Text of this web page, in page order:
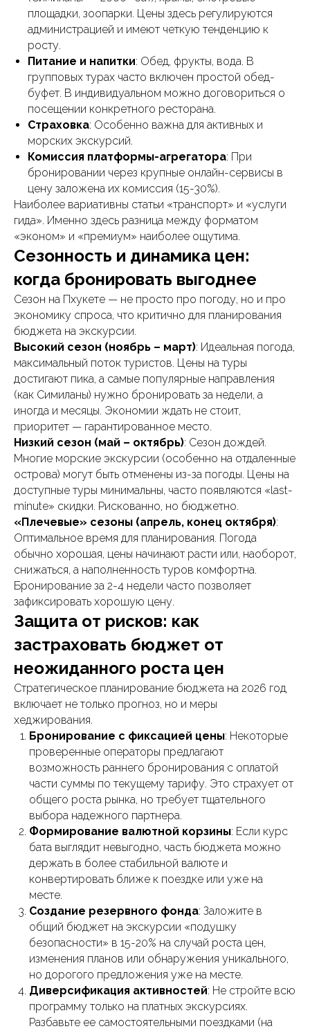
площадки, зоопарки. Цены здесь регулируются
администрацией и имеют четкую тенденцию к
росту.
Питание и напитки: Обед, фрукты, вода. В
групповых турах часто включен простой обед-
буфет. В индивидуальном можно договориться о
посещении конкретного ресторана.
Страховка: Особенно важна для активных и
морских экскурсий.
Комиссия платформы-агрегатора: При
бронировании через крупные онлайн-сервисы в
цену заложена их комиссия (15-30%).
Наиболее вариативны статьи «транспорт» и «услуги
гида». Именно здесь разница между форматом
«эконом» и «премиум» наиболее ощутима.
Сезонность и динамика цен:
когда бронировать выгоднее
Сезон на Пхукете — не просто про погоду, но и про
экономику спроса, что критично для планирования
бюджета на экскурсии.
Высокий сезон (ноябрь – март): Идеальная погода,
максимальный поток туристов. Цены на туры
достигают пика, а самые популярные направления
(как Симиланы) нужно бронировать за недели, а
иногда и месяцы. Экономии ждать не стоит,
приоритет — гарантированное место.
Низкий сезон (май – октябрь): Сезон дождей.
Многие морские экскурсии (особенно на отдаленные
острова) могут быть отменены из-за погоды. Цены на
доступные туры минимальны, часто появляются «last-
minute» скидки. Рискованно, но бюджетно.
«Плечевые» сезоны (апрель, конец октября):
Оптимальное время для планирования. Погода
обычно хорошая, цены начинают расти или, наоборот,
снижаться, а наполненность туров комфортна.
Бронирование за 2-4 недели часто позволяет
зафиксировать хорошую цену.
Защита от рисков: как
застраховать бюджет от
неожиданного роста цен
Стратегическое планирование бюджета на 2026 год
включает не только прогноз, но и меры
хеджирования.
Бронирование с фиксацией цены: Некоторые
проверенные операторы предлагают
возможность раннего бронирования с оплатой
части суммы по текущему тарифу. Это страхует от
общего роста рынка, но требует тщательного
выбора надежного партнера.
Формирование валютной корзины: Если курс
бата выглядит невыгодно, часть бюджета можно
держать в более стабильной валюте и
конвертировать ближе к поездке или уже на
месте.
Создание резервного фонда: Заложите в
общий бюджет на экскурсии «подушку
безопасности» в 15-20% на случай роста цен,
изменения планов или обнаружения уникального,
но дорогого предложения уже на месте.
Диверсификация активностей: Не стройте всю
программу только на платных экскурсиях.
Разбавьте ее самостоятельными поездками (на